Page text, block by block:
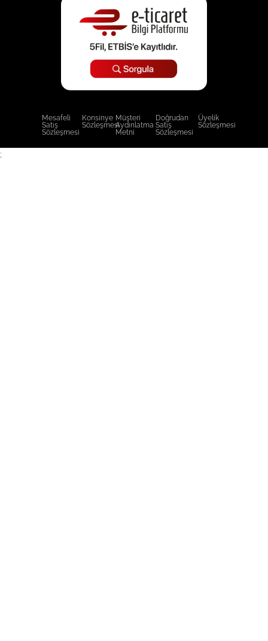
Mesafeli
Satış
Sözleşmesi
Konsinye
Sözleşmesi
Müşteri
Aydınlatma
Metni
Doğrudan
Satış
Sözleşmesi
Üyelik
Sözleşmesi
;